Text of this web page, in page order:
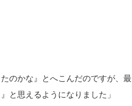
のかな』とへこんだのですが、最
と思えるようになりました」